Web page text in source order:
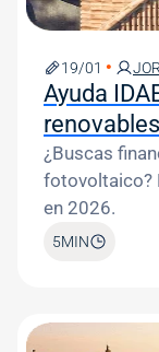
19/01
Ayuda
¿Buscas
fotovoltaico?
en 2026.
5MIN
Image